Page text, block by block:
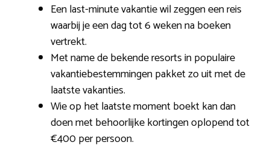
Een last-minute vakantie wil zeggen een reis
waarbij je een dag tot 6 weken na boeken
vertrekt.
Met name de bekende resorts in populaire
vakantiebestemmingen pakket zo uit met de
laatste vakanties.
Wie op het laatste moment boekt kan dan
doen met behoorlijke kortingen oplopend tot
€400 per persoon.